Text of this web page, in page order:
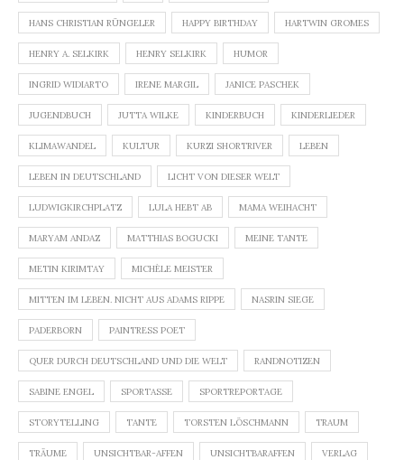
HANS CHRISTIAN RÜNGELER HAPPY BIRTHDAY HARTWIN GROMES
HENRY A. SELKIRK HENRY SELKIRK HUMOR
INGRID WIDIARTO IRENE MARGIL JANICE PASCHEK
JUGENDBUCH JUTTA WILKE KINDERBUCH KINDERLIEDER
KLIMAWANDEL KULTUR KURZI SHORTRIVER LEBEN
LEBEN IN DEUTSCHLAND LICHT VON DIESER WELT
LUDWIGKIRCHPLATZ LULA HEBT AB MAMA WEIHACHT
MARYAM ANDAZ MATTHIAS BOGUCKI MEINE TANTE
METIN KIRIMTAY MICHÈLE MEISTER
MITTEN IM LEBEN. NICHT AUS ADAMS RIPPE NASRIN SIEGE
PADERBORN PAINTRESS POET
QUER DURCH DEUTSCHLAND UND DIE WELT RANDNOTIZEN
SABINE ENGEL SPORTASSE SPORTREPORTAGE
STORYTELLING TANTE TORSTEN LÖSCHMANN TRAUM
TRÄUME UNSICHTBAR-AFFEN UNSICHTBARAFFEN VERLAG